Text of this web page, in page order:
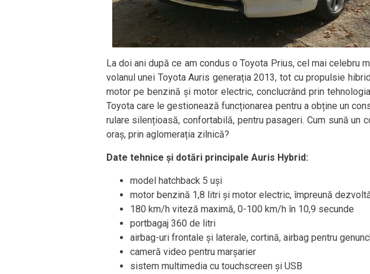
La doi ani după ce am condus o Toyota Prius, cel mai celebru
volanul unei Toyota Auris generația 2013, tot cu propulsie
motor pe benzină și motor electric, conclucrând prin
Toyota care le gestionează funcționarea pentru a obține un
rulare silențioasă, confortabilă, pentru pasageri. Cum sună un
oraș, prin aglomerația zilnică?
Date tehnice și dotări principale Auris Hybrid:
model hatchback 5 uși
motor benzină 1,8 litri și motor electric, împreună
180 km/h viteză maximă, 0-100 km/h în 10,9 secunde
portbagaj 360 de litri
airbag-uri frontale și laterale, cortină, airbag pentru
cameră video pentru marșarier
sistem multimedia cu touchscreen și USB